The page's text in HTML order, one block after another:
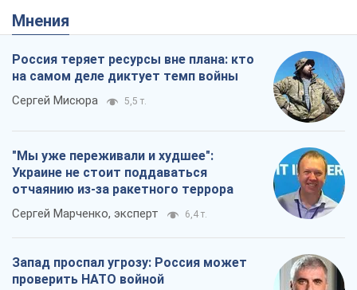
Мнения
Россия теряет ресурсы вне плана: кто
на самом деле диктует темп войны
Сергей Мисюра 5,5 т.
"Мы уже переживали и худшее":
Украине не стоит поддаваться
отчаянию из-за ракетного террора
Сергей Марченко, эксперт 6,4 т.
Запад проспал угрозу: Россия может
проверить НАТО войной